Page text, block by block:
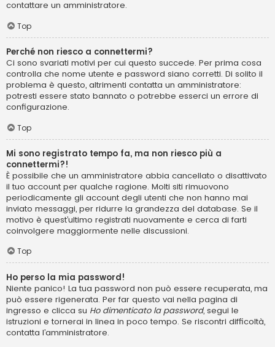
contattare un amministratore.
Top
Perché non riesco a connettermi?
Ci sono svariati motivi per cui questo succede. Per prima cosa
controlla che nome utente e password siano corretti. Di solito il
problema è questo, altrimenti contatta un amministratore:
potresti essere stato bannato o potrebbe esserci un errore di
configurazione.
Top
Mi sono registrato tempo fa, ma non riesco più a
connettermi?!
È possibile che un amministratore abbia cancellato o disattivato
il tuo account per qualche ragione. Molti siti rimuovono
periodicamente gli account degli utenti che non hanno mai
inviato messaggi, per ridurre la grandezza del database. Se il
motivo è quest’ultimo registrati nuovamente e cerca di farti
coinvolgere maggiormente nelle discussioni.
Top
Ho perso la mia password!
Niente panico! La tua password non può essere recuperata, ma
può essere rigenerata. Per far questo vai nella pagina di
ingresso e clicca su Ho dimenticato la password, segui le
istruzioni e tornerai in linea in poco tempo. Se riscontri difficoltà,
contatta l’amministratore.